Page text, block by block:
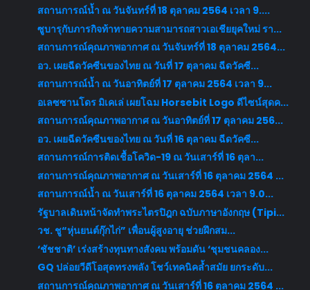
สถานการณ์น้ำ ณ วันจันทร์ที่ 18 ตุลาคม 2564 เวลา 9....
ซูบารุกับภารกิจท้าทายความสามารถสาวเอเชียยุคใหม่ รา...
สถานการณ์คุณภาพอากาศ ณ วันจันทร์ที่ 18 ตุลาคม 2564...
อว. เผยฉีดวัคซีนของไทย ณ วันที่ 17 ตุลาคม ฉีดวัคซี...
สถานการณ์น้ำ ณ วันอาทิตย์ที่ 17 ตุลาคม 2564 เวลา 9...
อเลซซานโดร มิเคเล่ เผยโฉม Horsebit Logo ดีไซน์สุดค...
สถานการณ์คุณภาพอากาศ ณ วันอาทิตย์ที่ 17 ตุลาคม 256...
อว. เผยฉีดวัคซีนของไทย ณ วันที่ 16 ตุลาคม ฉีดวัคซี...
สถานการณ์การติดเชื้อโควิด-19 ณ วันเสาร์ที่ 16 ตุลา...
สถานการณ์คุณภาพอากาศ ณ วันเสาร์ที่ 16 ตุลาคม 2564 ...
สถานการณ์น้ำ ณ วันเสาร์ที่ 16 ตุลาคม 2564 เวลา 9.0...
รัฐบาลเดินหน้าจัดทำพระไตรปิฎก ฉบับภาษาอังกฤษ (Tipi...
วช. ชู“หุ่นยนต์กุ๊กไก่” เพื่อนผู้สูงอายุ ช่วยฝึกสม...
‘ชัชชาติ’ เร่งสร้างทุนทางสังคม พร้อมดัน ‘ชุมชนคลอง...
GQ ปล่อยวีดีโอสุดทรงพลัง โชว์เทคนิคล้ำสมัย ยกระดับ...
สถานการณ์คุณภาพอากาศ ณ วันเสาร์ที่ 16 ตุลาคม 2564 ...